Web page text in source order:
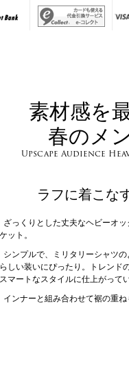
素材感を
春のメ
Upscape Audience
ラフに着こな
ざっくりとした丈夫なヘビーオ
ケット。
シンプルで、ミリタリーシャツ
らしい装いにぴったり。トレンド
スマートなスタイルに仕上がってい
インナーと組み合わせて裾の重